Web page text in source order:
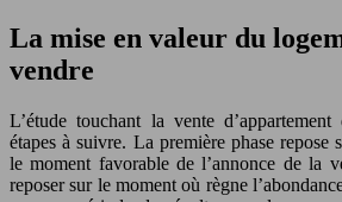
La mise en valeur du
vendre
L’étude touchant la vente
étapes à suivre. La première phase repose
le moment favorable de l’annonce de la
reposer sur le moment où règne